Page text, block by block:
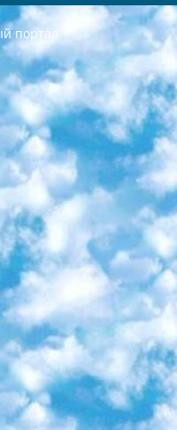
портал
стране на основе этих вариантов проводит итоговую государственную аттестацию. 6. Государственное образование учащихся средних общеобразовательных учреждений. знания в соответствии с квалификационными требованиями, которые необходимо приобрести на основании стандартов итоговый (выпускной) контроль для 9 и 11 классов в целях тестирования Экзамены (далее – экзамены) состоят из предметов, перечисленных в приложении 1. будет сделано. 7. Экзамены пройдут с 26 мая по 15 июня 2024 г. (кроме науки физического воспитания). 8. Физическая для учащихся 9 классов общесредних образовательных учреждений. Экзамены по предмету «Образование, квалификация медицина» 1-6 мая 2024 года. сотрудники перевести под присмотр (с отклонениями в физическом или умственном развитии) специализированная школа для детей, школы-интернаты и со сколиозом школы-интернаты санаторного типа для больных детей исключены). 9. Он был слепым, слабовидящим и имел нарушения опорно-двигательного аппарата. экзамены в специализированных школах и интернатах для детей должны проводиться исходя из требований, предъявляемых к общеобразовательным учреждениям (физкультура кроме науки). 10. Специализированная школа для глухих и слабослышащих детей. и экзамены в интернатах и быть реализован в виде письменного теста по математике. 11. Специальность для умственно отсталых детей. Для 9 класса Родной язык и литературное письмо Государственный язык (язык обучения – узбекский). для неклассов) написано Математическое письмо Письменная/устная история Узбекистана Физическое воспитание практично Итоговый контроль Для 11 класса Написание родного языка и литературы (эссе) Математическое письмо Узбекский язык (обучение на узбекском языке) не посещающее общее среднее образование для учреждений)/Образовательное учреждение выбор письменный и устный Иностранный язык письменный/устный Письменная/устная история Узбекистана *По выбору студента:  Химия  Физика  Основы государственного права  География 10 бесплатных образовательных ресурсов - Мы составили подборку онлайн-проектов с интерактивными упражнениями, видеолекциями и статьями. Они помогут вам обрести новые и освежить старые знания бесплатно. 1. «ИНТУИТ» Старейшая образовательная площадка Рунета. Здесь вы найдёте сотни текстовых и видеокурсов на десятки различных тем — от программирования до психологии. Многие курсы подготовлены российскими университетами и крупными международными компаниями вроде Intel и Microsoft. Самостоятельное обучение бесплатное, но желающие могут оплатить услуги персональных наставников. 2. «Смартия» знакомит с актуальными профессиями и подсказывает, как им обучаться. Выбрав заинтересовавшую вас специальность — SMM-специалист, фотограф, веб-дизайнер или другую, — увидите список необходимых для неё умений. Чтобы вы могли освоить их самостоятельно, для каждого умения площадка отображает подборку ссылок на учебные материалы. Хотя «Смартия» ориентируется на русскоязычную аудиторию, часть контента всё же доступна только на английском. 3. «Лекторий Физтеха» Проект Московского физико-технического института (Физтеха). С его помощью вы можете смотреть онлайн серии лекций, записанные на видео в этом вузе. В числе доступных предметов — физика, биология, химия, информационные технологии и другие. К некоторым лекциям администрация ресурса прилагает готовые конспекты, которые можно скачивать в PDF-формате. 4. ITMOcourses Онлайн-площадка Санкт-Петербургского национального исследовательского университета информационных технологий, механики и оптики (ИТМО). Ресурс предоставляет свободный доступ к курсам, разработанным в этом вузе. Каталог материалов разбит на четыре категории: «Оптические системы и технологии», «Приборостроение и робототехника», «Информационные технологии» и «Биотехнологии». Курсы состоят из видеолекций, интерактивных демонстраций и заданий. 5. «КиберЛенинка» Электронная научная библиотека открытого доступа. Каталог площадки регулярно обрастает текстами статей из различных научных изданий. Сгруппированные по журналам и рубрикам публикации можно читать онлайн или скачивать целиком в PDF-формате. Проект нацелен на популяризацию науки за счёт открытого доступа к качественной информации. 6. «ПостНаука» На этом ресурсе публикуют подборки видеолекций, составленные экспертами из разных отраслей и объединённые общими темами. Среди них, к примеру, есть серии «Биоинформатика и геномика», «Культура средневековой Скандинавии» и Cinema Studies о теории кино. Каждая подборка лекций — логически связанная история, рассказанная экспертом от первого лица. Кроме того, на сайте появляются научно-образовательные статьи и тесты на разные темы. 7. «Newочём» Команда проекта «Newочём» отбирает самые интересные тексты из англоязычных СМИ и переводит те из них, за которые голосуют участники сообщества «ВКонтакте». По большей части это научно-популярные статьи. Редакторы придумывают лишь заголовки, в остальном содержание переводов соответствует оригиналам. Полные тексты можно читать прямо в социальной сети. 8. InternetUrok Онлайн-база материалов по основным дисциплинам школьной программы. Информация на сайте структурирована по классам, предметам и темам (урокам). Каждый урок состоит из видеолекций и конспектов. Есть также интерактивные тренажёры и тесты для закрепления пройденного материала. Даже если вы давно окончили школу, возможность повторить программу старших классов всегда может пригодиться. 9. Edutainme Ещё один ресурс об образовании. В отличие от Newtonew, как мне кажется, Edutainme больше ориентируется на представителей индустрии: педагогов, предпринимателей, разработчиков образовательных проектов. Но и любой, кто просто стремится к саморазвитию, найдёт на сайте много полезного и интересного для себя. Например, информацию о новых курсах и образовательных сервисах. 10. Newtonew Онлайн-медиа об образовании и обучении в широком смысле. Авторы Newtonew пишут об инструментах, заведениях, тактиках и стратегиях, которые помогают учить других и получать новые знания самостоятельно. На этой площадке вы найдёте новости, обзоры, аналитические мат